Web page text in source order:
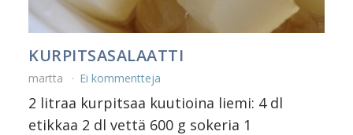
KURPITSASALAATTI
martta Ei kommentteja
2 litraa kurpitsaa kuutioina liemi: 4 dl
etikkaa 2 dl vettä 600 g sokeria 1